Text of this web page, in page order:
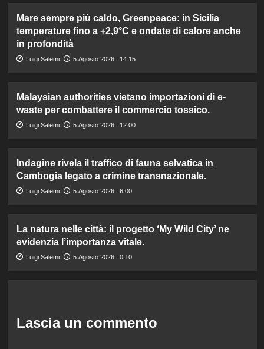
Mare sempre più caldo, Greenpeace: in Sicilia
temperature fino a +2,9°C e ondate di calore anche
in profondità
Luigi Salemi 5 Agosto 2026 : 14:15
Malaysian authorities vietano importazioni di e-
waste per combattere il commercio tossico.
Luigi Salemi 5 Agosto 2026 : 12:00
Indagine rivela il traffico di fauna selvatica in
Cambogia legato a crimine transnazionale.
Luigi Salemi 5 Agosto 2026 : 6:00
La natura nelle città: il progetto ‘My Wild City’ ne
evidenzia l’importanza vitale.
Luigi Salemi 5 Agosto 2026 : 0:10
Lascia un commento